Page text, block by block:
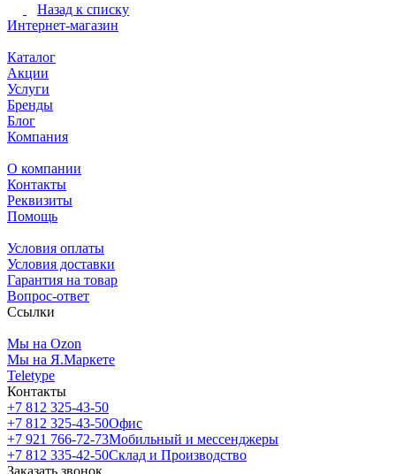
Назад к списку
Интернет-магазин
Каталог
Акции
Услуги
Бренды
Блог
Компания
О компании
Контакты
Реквизиты
Помощь
Условия оплаты
Условия доставки
Гарантия на товар
Вопрос-ответ
Ссылки
Мы на Ozon
Мы на Я.Маркете
Teletype
Контакты
+7 812 325-43-50
+7 812 325-43-50Офис
+7 921 766-72-73Мобильный и мессенджеры
+7 812 335-42-50Склад и Производство
Заказать звонок